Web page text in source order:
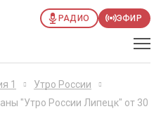
РАДИО ЭФИР
1
Утро России
"Утро России Липецк" от 30